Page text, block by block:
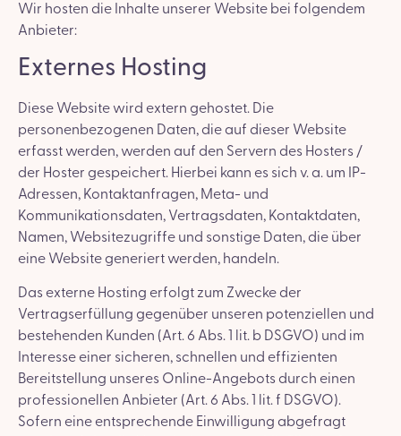
Wir hosten die Inhalte unserer Website bei folgendem
Anbieter:
Externes Hosting
Diese Website wird extern gehostet. Die
personenbezogenen Daten, die auf dieser Website
erfasst werden, werden auf den Servern des Hosters /
der Hoster gespeichert. Hierbei kann es sich v. a. um IP-
Adressen, Kontaktanfragen, Meta- und
Kommunikationsdaten, Vertragsdaten, Kontaktdaten,
Namen, Websitezugriffe und sonstige Daten, die über
eine Website generiert werden, handeln.
Das externe Hosting erfolgt zum Zwecke der
Vertragserfüllung gegenüber unseren potenziellen und
bestehenden Kunden (Art. 6 Abs. 1 lit. b DSGVO) und im
Interesse einer sicheren, schnellen und effizienten
Bereitstellung unseres Online-Angebots durch einen
professionellen Anbieter (Art. 6 Abs. 1 lit. f DSGVO).
Sofern eine entsprechende Einwilligung abgefragt